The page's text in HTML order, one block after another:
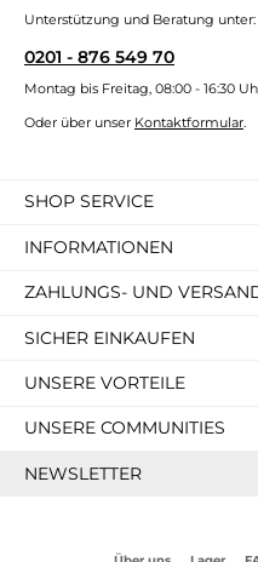
Unterstützung und Beratung unter:
0201 - 876 549 70
Montag bis Freitag, 08:00 - 16:30
Oder über unser Kontaktformular.
SHOP SERVICE
INFORMATIONEN
ZAHLUNGS- UND
SICHER EINKAUFEN
UNSERE VORTEILE
UNSERE COMMUNITIES
NEWSLETTER